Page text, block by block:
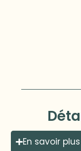
En savoir plus